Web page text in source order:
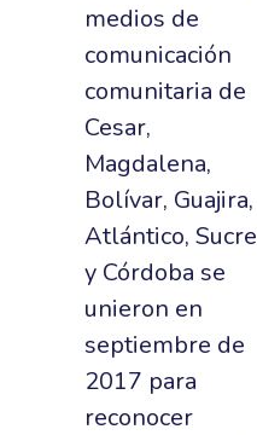
medios de
comunicación
comunitaria de
Cesar,
Magdalena,
Bolívar, Guajira,
Atlántico, Sucre
y Córdoba se
unieron en
septiembre de
2017 para
reconocer